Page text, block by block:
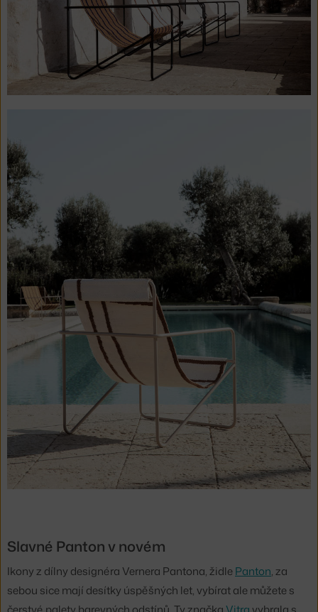
Slavné Panton v novém
Ikony z dílny designéra Vernera Pantona, židlePanton, za
sebou sice mají desítky úspěšných let, vybírat ale můžete s